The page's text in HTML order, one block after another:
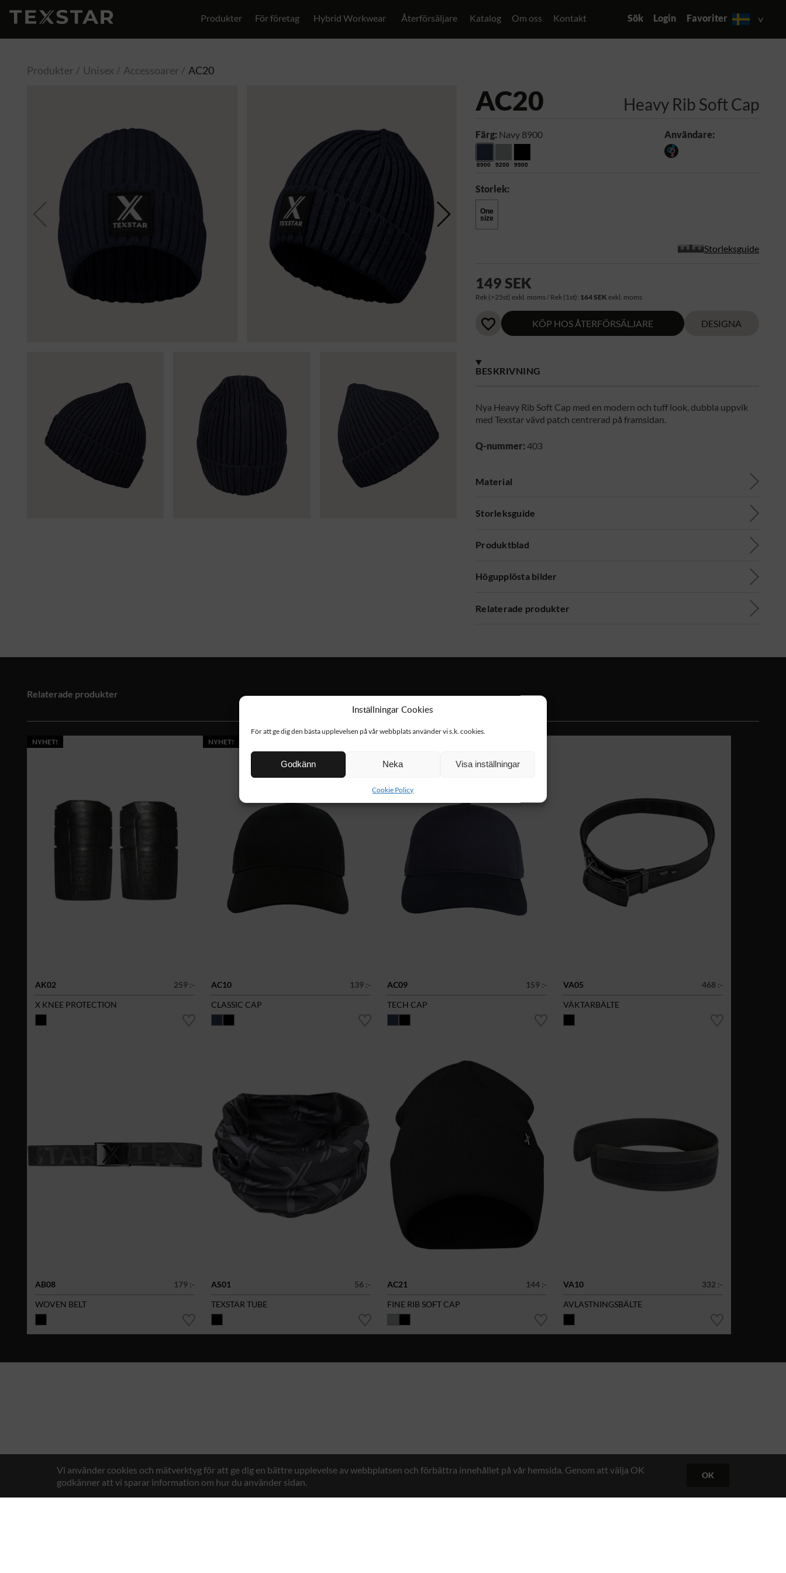
Inställningar Cookies
För att ge dig den bästa upplevelsen på vår webbplats använder vi s.k. cookies.
Godkänn Neka Visa inställningar
Cookie Policy
Produkter För företag Hybrid Workwear Återförsäljare Katalog Om oss Kontakt Sök Login Favoriter
Produkter Unisex Accessoarer AC20
AC20 Heavy Rib Soft Cap
Färg: Navy 8900
8900 9200 9900
Användare:
Storlek:
One
size
Storleksguide
149 SEK
Rek (>25st) exkl. moms / Rek (1st): 164 SEK exkl. moms
KÖP HOS ÅTERFÖRSÄLJARE DESIGNA
BESKRIVNING
Nya Heavy Rib Soft Cap med en modern och tuff look, dubbla uppvik
med Texstar vävd patch centrerad på framsidan.
Q-nummer:403
Material
Storleksguide
Produktblad
Högupplösta bilder
Relaterade produkter
Relaterade produkter
NYHET!
AK02
259 :-
X KNEE PROTECTION
NYHET!
AC10
139 :-
CLASSIC CAP
AC09
159 :-
TECH CAP
VA05
468 :-
VÄKTARBÄLTE
AB08
179 :-
WOVEN BELT
AS01
56 :-
TEXSTAR TUBE
AC21
144 :-
FINE RIB SOFT CAP
VA10
332 :-
AVLASTNINGSBÄLTE
Vi använder cookies och mätverktyg för att ge dig en bättre upplevelse av webbplatsen och förbättra innehållet på vår hemsida. Genom att välja OK
godkänner att vi sparar information om hur du använder sidan.
OK